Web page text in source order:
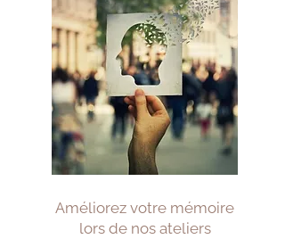
Améliorez votre mémoire
lors de nos ateliers